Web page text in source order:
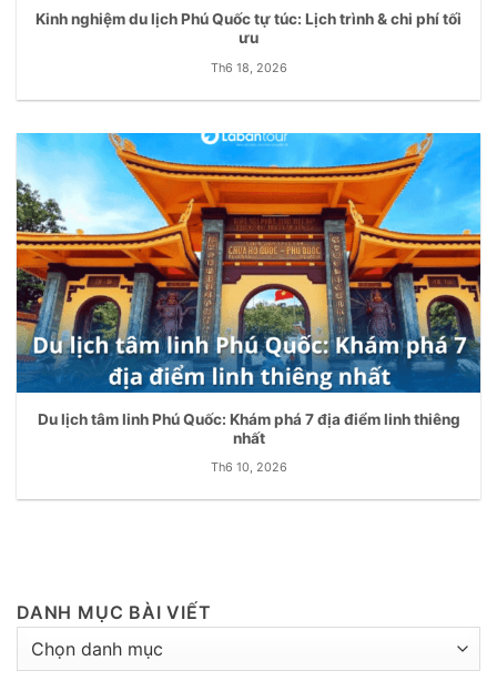
Kinh nghiệm du lịch Phú Quốc tự túc: Lịch trình & chi phí tối
ưu
Th6 18, 2026
Du lịch tâm linh Phú Quốc: Khám phá 7 địa điểm linh thiêng
nhất
Th6 10, 2026
DANH MỤC BÀI VIẾT
DANH